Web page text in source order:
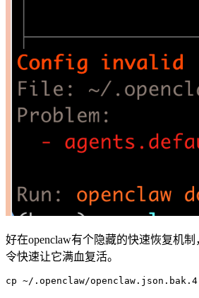
好在openclaw有个隐藏的快速恢复机
令快速让它满血复活。